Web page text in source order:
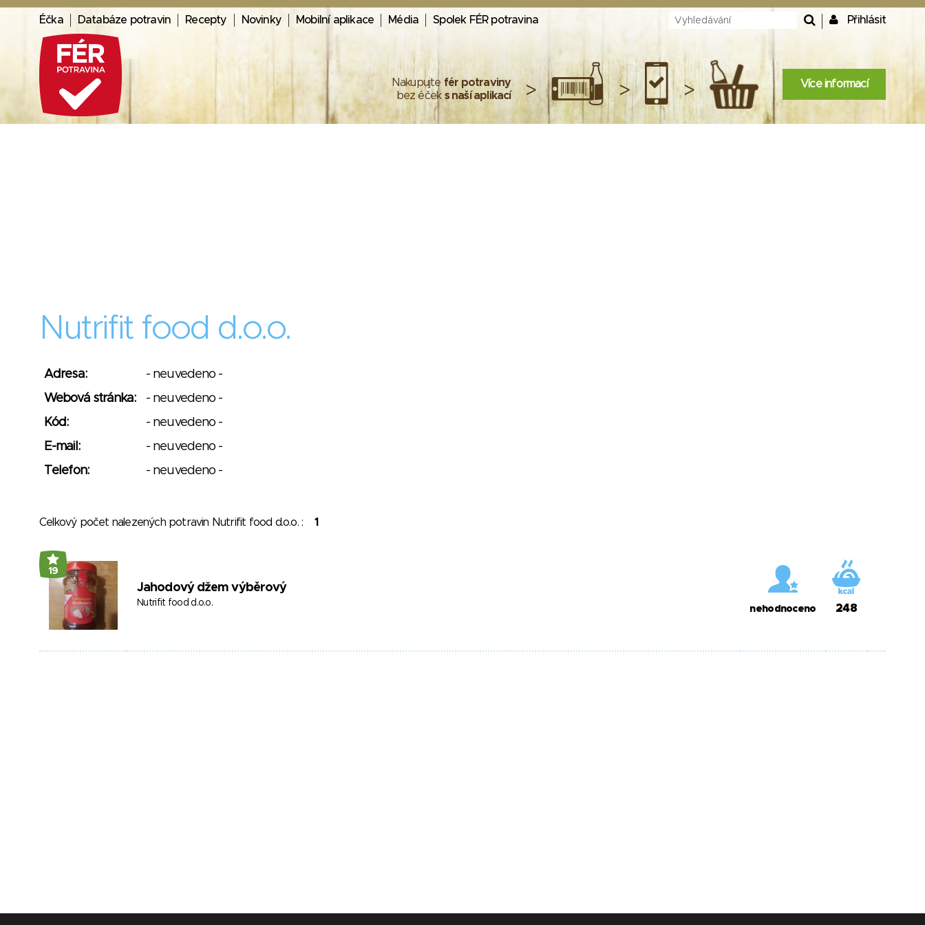
Éčka Databáze potravin Recepty Novinky Mobilní aplikace Média Spolek FÉR potravina Přihlásit
Nakupujte fér potraviny
bez éček s naší aplikací > > > Více informací
Nutrifit food d.o.o.
Adresa:
- neuvedeno -
Webová stránka:
- neuvedeno -
Kód:
- neuvedeno -
E-mail:
- neuvedeno -
Telefon:
- neuvedeno -
Celkový počet nalezených potravin Nutrifit food d.o.o. :1
19
Jahodový džem výběrový
Nutrifit food d.o.o.
nehodnoceno 248